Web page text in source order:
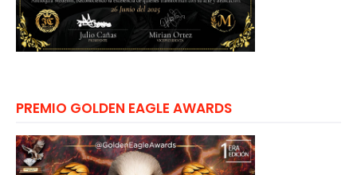
PREMIO GOLDEN EAGLE AWARDS